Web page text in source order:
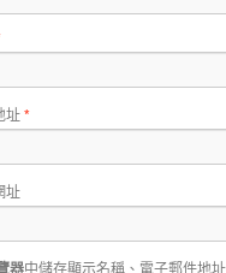
址*
址
器中儲存顯示名稱、電子郵件地